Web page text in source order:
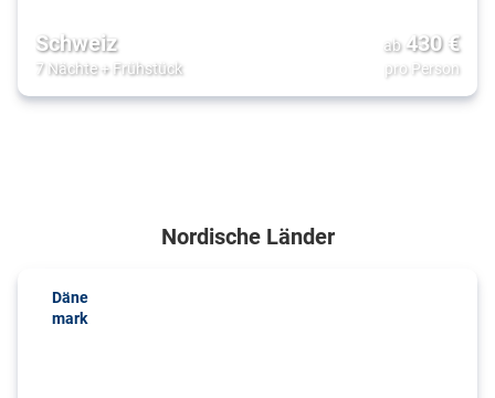
Schweiz
7 Nächte+ Frühstück
ab 430€
pro Person
Nordische Länder
Däne
mark